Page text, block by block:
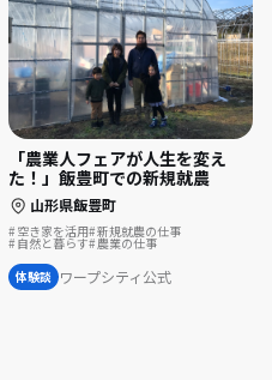
「農業人フェアが人生を変え
た！」飯豊町での新規就農
山形県飯豊町
空き家を活用 新規就農の仕事
自然と暮らす 農業の仕事
体験談 ワープシティ公式